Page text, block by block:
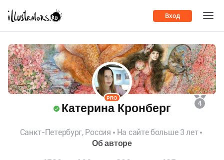
Вход
4
PRO
Катерина Кронберг
Санкт-Петербург, Россия
На сайте больше 3 лет
Об авторе